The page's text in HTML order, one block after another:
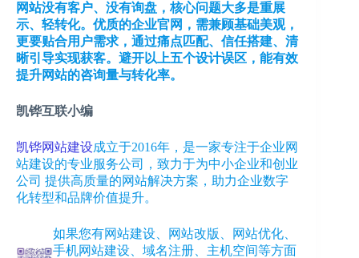
网站没有客户、没有询盘，核心问题大多是重展
示、轻转化。优质的企业官网，需兼顾基础美观，
更要贴合用户需求，通过痛点匹配、信任搭建、清
晰引导实现获客。避开以上五个设计误区，能有效
提升网站的咨询量与转化率。
凯铧互联小编
凯铧网站建设成立于2016年，是一家专注于企业网
站建设的专业服务公司，致力于为中小企业和创业
公司 提供高质量的网站解决方案，助力企业数字
化转型和品牌价值提升。
如果您有网站建设、网站改版、网站优化、
手机网站建设、域名注册、主机空间等方面